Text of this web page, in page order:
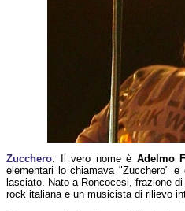
Zucchero: Il vero nome è Adelmo
elementari lo chiamava "Zucchero"
lasciato. Nato a Roncocesi, frazione
rock italiana e un musicista di rilievo